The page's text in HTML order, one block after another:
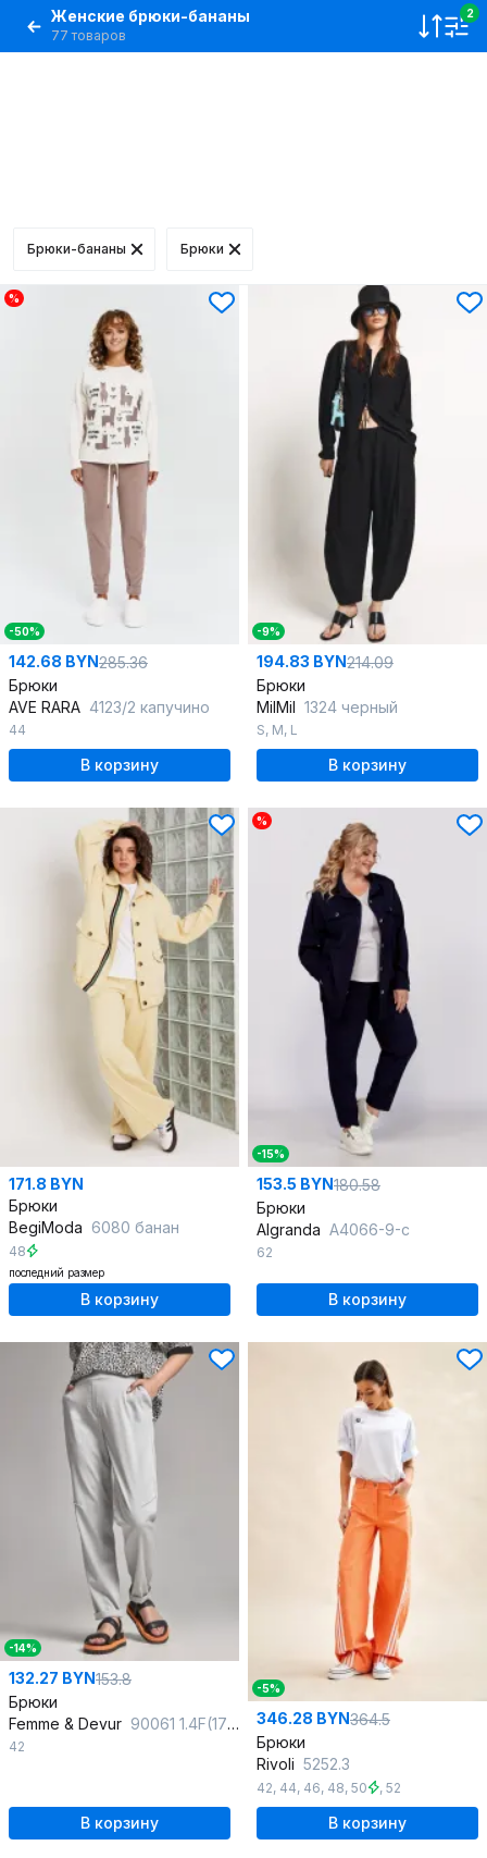
Женские брюки-бананы
77 товаров
2
Брюки-бананы Брюки
%
-50%
142.68 BYN285.36
Брюки
AVE RARA 4123/2 капучино
44
В корзину
-9%
194.83 BYN214.09
Брюки
MilMil 1324 черный
S, M, L
В корзину
171.8 BYN
Брюки
BegiModa 6080 банан
48
последний размер
В корзину
%
-15%
153.5 BYN180.58
Брюки
Algranda А4066-9-с
62
В корзину
-14%
132.27 BYN153.8
Брюки
Femme & Devur 90061 1.4F(170)
42
В корзину
-5%
346.28 BYN364.5
Брюки
Rivoli 5252.3
42, 44, 46, 48, 50 , 52
В корзину